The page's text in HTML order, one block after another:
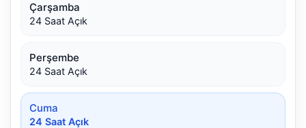
Çarşamba
24 Saat Açık
Perşembe
24 Saat Açık
Cuma
24 Saat Açık